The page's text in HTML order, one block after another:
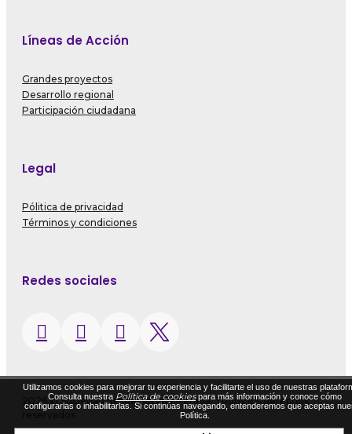
Líneas de Acción
Grandes proyectos
Desarrollo regional
Participación ciudadana
Legal
Pólitica de privacidad
Términos y condiciones
Redes sociales
2026 © Sociedad de Mejoras de Pereira. Todos los derechos
reservados
Utilizamos cookies para mejorar tu experiencia y facilitarte el uso de nuestras
Consulta nuestra Política de cookiespara más información y conoce cómo
configurarlas o inhabilitarlas. Si continúas navegando, entenderemos que aceptas
Política.